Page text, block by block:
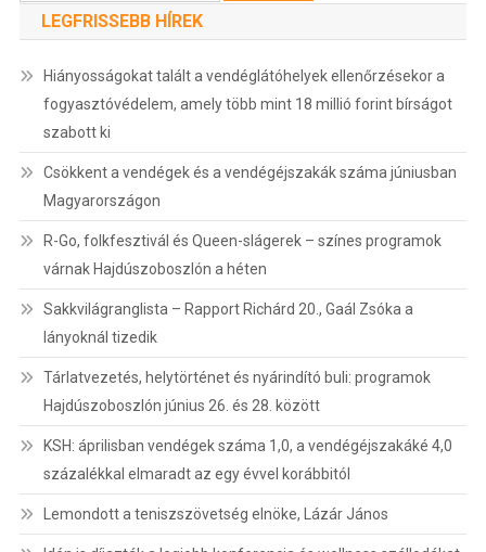
LEGFRISSEBB HÍREK
Hiányosságokat talált a vendéglátóhelyek ellenőrzésekor a
fogyasztóvédelem, amely több mint 18 millió forint bírságot
szabott ki
Csökkent a vendégek és a vendégéjszakák száma júniusban
Magyarországon
R-Go, folkfesztivál és Queen-slágerek – színes programok
várnak Hajdúszoboszlón a héten
Sakkvilágranglista – Rapport Richárd 20., Gaál Zsóka a
lányoknál tizedik
Tárlatvezetés, helytörténet és nyárindító buli: programok
Hajdúszoboszlón június 26. és 28. között
KSH: áprilisban vendégek száma 1,0, a vendégéjszakáké 4,0
százalékkal elmaradt az egy évvel korábbitól
Lemondott a teniszszövetség elnöke, Lázár János